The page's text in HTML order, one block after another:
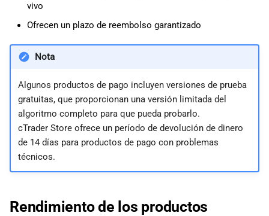
vivo
Ofrecen un plazo de reembolso garantizado
Nota
Algunos productos de pago incluyen versiones de prueba
gratuitas, que proporcionan una versión limitada del
algoritmo completo para que pueda probarlo.
cTrader Store ofrece un período de devolución de dinero
de 14 días para productos de pago con problemas
técnicos.
Rendimiento de los productos